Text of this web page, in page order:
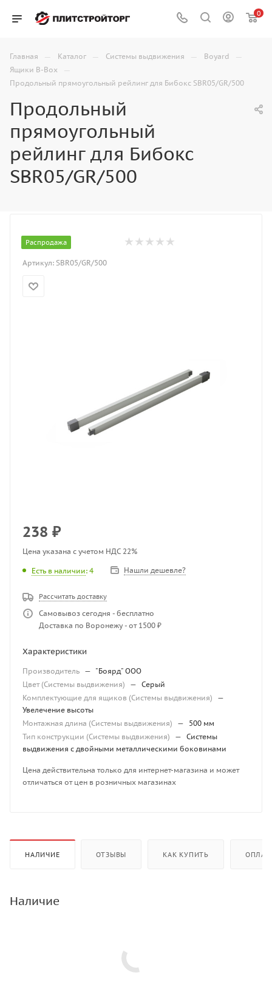
0
Главная — Каталог — Системы выдвижения — Boyard —
Ящики B-Box —
Продольный прямоугольный рейлинг для Бибокс SBR05/GR/500
Продольный
прямоугольный
рейлинг для Бибокс
SBR05/GR/500
Распродажа
Артикул: SBR05/GR/500
238 ₽
Цена указана с учетом НДС 22%
Есть в наличии: 4 Нашли дешевле?
Рассчитать доставку
Самовывоз сегодня - бесплатно
Доставка по Воронежу - от 1500 ₽
Характеристики
Производитель — "Боярд" ООО
Цвет (Системы выдвижения)
— Серый
Комплектующие для ящиков (Системы выдвижения)
—
Увелечение высоты
Монтажная длина (Системы выдвижения)
—
500 мм
Тип конструкции (Системы выдвижения)
— Системы
выдвижения с двойными металлическими боковинами
Цена действительна только для интернет-магазина и может
отличаться от цен в розничных магазинах
НАЛИЧИЕ ОТЗЫВЫ КАК КУПИТЬ
Наличие